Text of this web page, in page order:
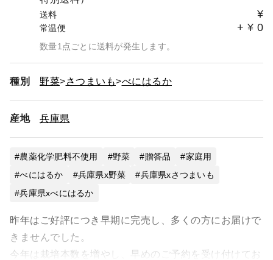
送料 ¥
常温便 + ¥ 0
数量1点ごとに送料が発生します。
種別 野菜 さつまいも べにはるか
産地 兵庫県
農薬化学肥料不使用 野菜 贈答品
家庭用
べにはるか
兵庫県x野菜
兵庫県xさつまいも
兵庫県xべにはるか
昨年はご好評につき早期に完売し、多くの方にお届けで
きませんでした。
今年は栽培本数を増やし、早めのご予約を受け付けてお